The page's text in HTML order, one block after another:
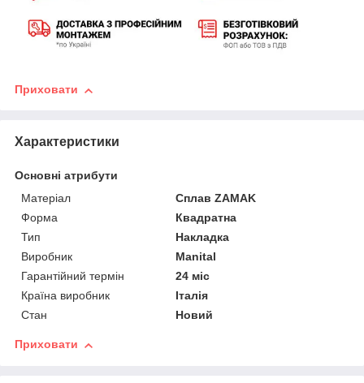
Приховати
Характеристики
Основні атрибути
Матеріал
Сплав ZAMAK
Форма
Квадратна
Тип
Накладка
Виробник
Manital
Гарантійний термін
24 міс
Країна виробник
Італія
Стан
Новий
Приховати